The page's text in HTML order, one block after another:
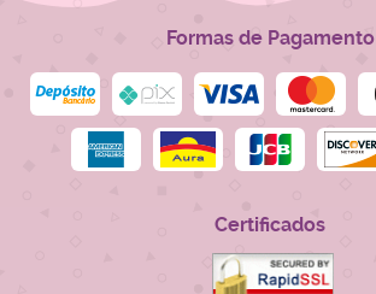
Formas de Pagamento
Certificados